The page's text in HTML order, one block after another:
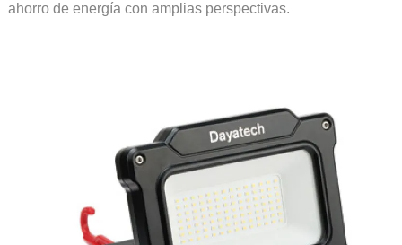
ahorro de energía con amplias perspectivas.